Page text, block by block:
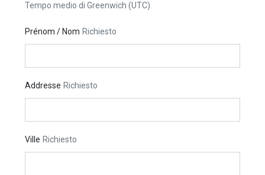
Tempo medio di Greenwich (UTC)
Prénom / Nom Richiesto
Addresse Richiesto
Ville Richiesto